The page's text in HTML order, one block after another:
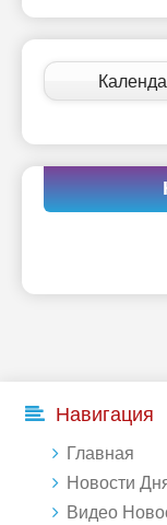
Навигация
Главная
Новости
Видео